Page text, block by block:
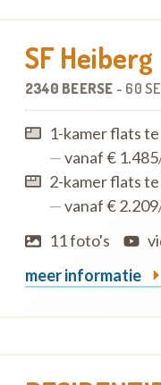
SF Heiberg
2340 BEERSE - 60
1-kamer flats
—vanaf € 1.485
2-kamer flats
—vanaf € 2.209
11 foto's
meer informatie